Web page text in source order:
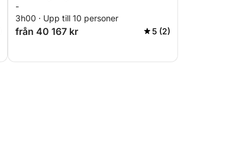
och premiumaperitif
-
3h00 · Upp till 10 personer
från 40 167 kr 5 (2)